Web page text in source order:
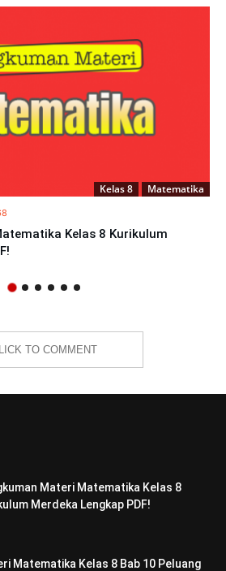
Kelas 8 Matematika
Kelas 8 Kurikulum
TO COMMENT
Materi Matematika Kelas 8
Merdeka Lengkap PDF!
Matematika Kelas 8 Bab 10 Peluang